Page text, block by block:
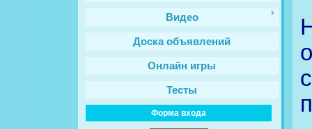
Видео
Доска объявлений
Онлайн игры
Тесты
Форма входа